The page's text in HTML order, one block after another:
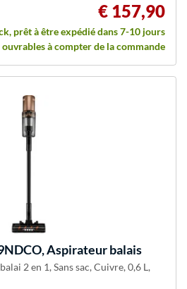
€ 157,90
prêt à être expédié dans 7-10 jours
ouvrables à compter de la commande
Aspirateur balais
2 en 1, Sans sac, Cuivre, 0,6 L,